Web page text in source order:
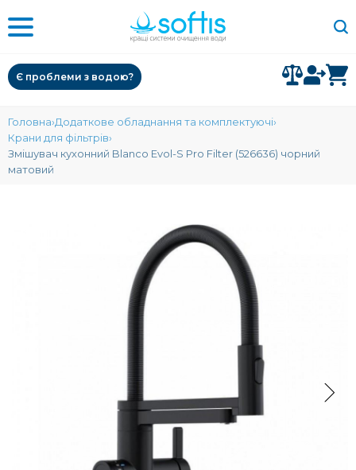
Є проблеми з водою?
Головна Додаткове обладнання та комплектуючі
Крани для фільтрів
Змішувач кухонний Blanco Evol-S Pro Filter (526636) чорний
матовий